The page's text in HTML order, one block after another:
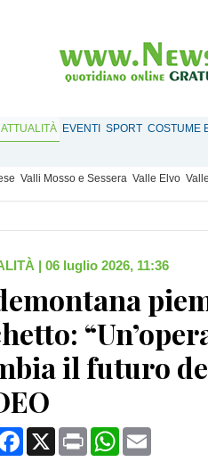
ATTUALITÀ EVENTI SPORT COSTUME
Valli Mosso e Sessera Valle Elvo
| 06 luglio 2026, 11:36
il futuro
Facebook
X Print WhatsApp